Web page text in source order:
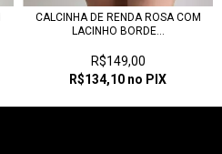
CALCINHA DE RENDA ROSA COM
LACINHO BORDE...
R$149,00
R$134,10 no PIX